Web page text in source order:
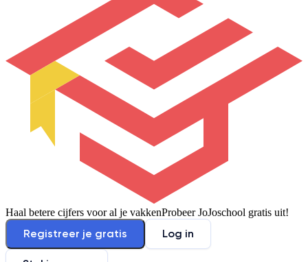
Haal betere cijfers voor al je vakkenProbeer JoJoschool gratis uit!
Registreer je gratis Log in